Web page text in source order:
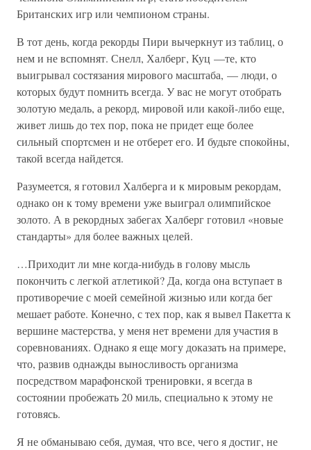
Британских игр или чемпионом страны.
В тот день, когда рекорды Пири вычеркнут из таблиц, о
нем и не вспомнят. Снелл, Халберг, Куц —те, кто
выигрывал состязания мирового масштаба, — люди, о
которых будут помнить всегда. У вас не могут отобрать
золотую медаль, а рекорд, мировой или какой-либо еще,
живет лишь до тех пор, пока не придет еще более
сильный спортсмен и не отберет его. И будьте спокойны,
такой всегда найдется.
Разумеется, я готовил Халберга и к мировым рекордам,
однако он к тому времени уже выиграл олимпийское
золото. А в рекордных забегах Халберг готовил «новые
стандарты» для более важных целей.
…Приходит ли мне когда-нибудь в голову мысль
покончить с легкой атлетикой? Да, когда она вступает в
противоречие с моей семейной жизнью или когда бег
мешает работе. Конечно, с тех пор, как я вывел Пакетта к
вершине мастерства, у меня нет времени для участия в
соревнованиях. Однако я еще могу доказать на примере,
что, развив однажды выносливость организма
посредством марафонской тренировки, я всегда в
состоянии пробежать 20 миль, специально к этому не
готовясь.
Я не обманываю себя, думая, что все, чего я достиг, не